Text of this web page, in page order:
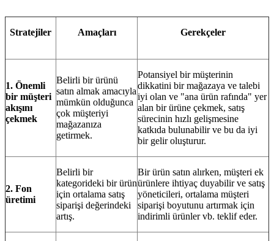
Stratejiler Amaçları Gerekçeler
1. Önemli
bir müşteri
akışını
çekmek
Belirli bir ürünü
satın almak amacıyla
mümkün olduğunca
çok müşteriyi
mağazanıza
getirmek.
Potansiyel bir müşterinin
dikkatini bir mağazaya ve talebi
iyi olan ve "ana ürün rafında" yer
alan bir ürüne çekmek, satış
sürecinin hızlı gelişmesine
katkıda bulunabilir ve bu da iyi
bir gelir oluşturur.
2. Fon
üretimi
Belirli bir
kategorideki bir ürün
için ortalama satış
siparişi değerindeki
artış.
Bir ürün satın alırken, müşteri ek
ürünlere ihtiyaç duyabilir ve satış
yöneticileri, ortalama müşteri
siparişi boyutunu artırmak için
indirimli ürünler vb. teklif eder.